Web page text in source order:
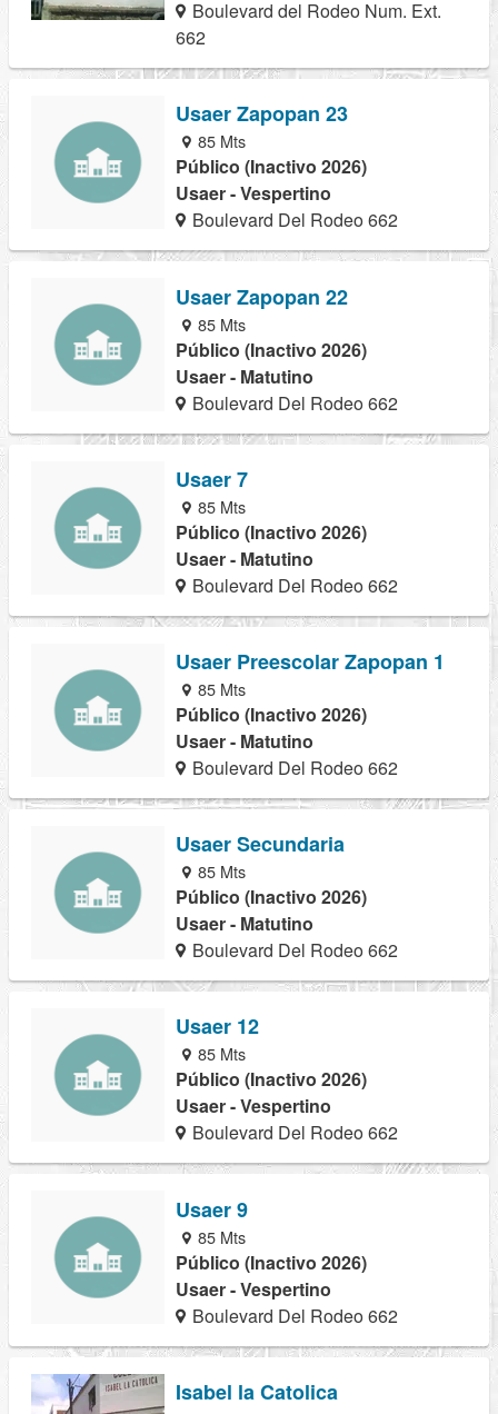
Boulevard del Rodeo Num. Ext.
662
Usaer Zapopan 23
85 Mts
Público (Inactivo 2026)
Usaer - Vespertino
Boulevard Del Rodeo 662
Usaer Zapopan 22
85 Mts
Público (Inactivo 2026)
Usaer - Matutino
Boulevard Del Rodeo 662
Usaer 7
85 Mts
Público (Inactivo 2026)
Usaer - Matutino
Boulevard Del Rodeo 662
Usaer Preescolar Zapopan 1
85 Mts
Público (Inactivo 2026)
Usaer - Matutino
Boulevard Del Rodeo 662
Usaer Secundaria
85 Mts
Público (Inactivo 2026)
Usaer - Matutino
Boulevard Del Rodeo 662
Usaer 12
85 Mts
Público (Inactivo 2026)
Usaer - Vespertino
Boulevard Del Rodeo 662
Usaer 9
85 Mts
Público (Inactivo 2026)
Usaer - Vespertino
Boulevard Del Rodeo 662
Isabel la Catolica